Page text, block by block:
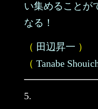
い集めることが
なる！
（ 田辺昇一 ）
（ Tanabe
5.